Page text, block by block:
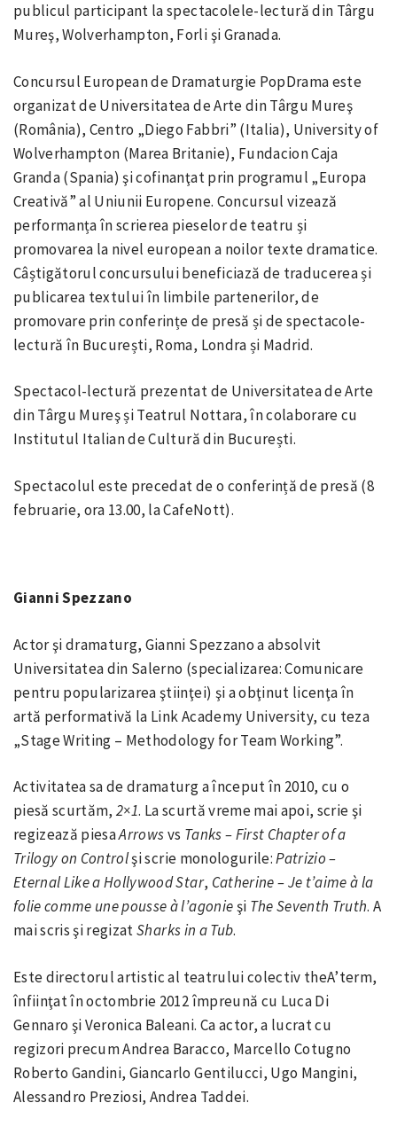
publicul participant la spectacolele-lectură din Târgu
Mureş, Wolverhampton, Forli şi Granada.
Concursul European de Dramaturgie PopDrama este
organizat de Universitatea de Arte din Târgu Mureş
(România), Centro „Diego Fabbri” (Italia), University of
Wolverhampton (Marea Britanie), Fundacion Caja
Granda (Spania) şi cofinanţat prin programul „Europa
Creativă” al Uniunii Europene. Concursul vizează
performanța în scrierea pieselor de teatru și
promovarea la nivel european a noilor texte dramatice.
Câștigătorul concursului beneficiază de traducerea și
publicarea textului în limbile partenerilor, de
promovare prin conferințe de presă și de spectacole-
lectură în București, Roma, Londra și Madrid.
Spectacol-lectură prezentat de Universitatea de Arte
din Târgu Mureş și Teatrul Nottara, în colaborare cu
Institutul Italian de Cultură din București.
Spectacolul este precedat de o conferință de presă (8
februarie, ora 13.00, la CafeNott).
Gianni Spezzano
Actor şi dramaturg, Gianni Spezzano a absolvit
Universitatea din Salerno (specializarea: Comunicare
pentru popularizarea ştiinţei) şi a obţinut licenţa în
artă performativă la Link Academy University, cu teza
„Stage Writing – Methodology for Team Working”.
Activitatea sa de dramaturg a început în 2010, cu o
piesă scurtăm,2×1. La scurtă vreme mai apoi, scrie şi
regizează piesaArrowsvs Tanks – First Chapter of a
Trilogy on Controlşi scrie monologurile:Patrizio –
Eternal Like a Hollywood Star, Catherine – Je t’aime à la
folie comme une pousse à l’agonieşi The Seventh Truth. A
mai scris şi regizatSharks in a Tub.
Este directorul artistic al teatrului colectiv theA’term,
înfiinţat în octombrie 2012 împreună cu Luca Di
Gennaro şi Veronica Baleani. Ca actor, a lucrat cu
regizori precum Andrea Baracco, Marcello Cotugno
Roberto Gandini, Giancarlo Gentilucci, Ugo Mangini,
Alessandro Preziosi, Andrea Taddei.